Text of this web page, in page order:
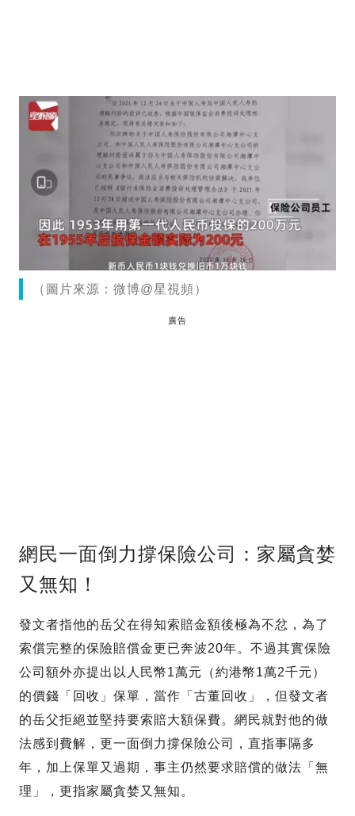
（圖片來源：微博@星視頻）
廣告
網民一面倒力撐保險公司：家屬貪婪
又無知！
發文者指他的岳父在得知索賠金額後極為不忿，為了
索償完整的保險賠償金更已奔波20年。不過其實保險
公司額外亦提出以人民幣1萬元（約港幣1萬2千元）
的價錢「回收」保單，當作「古董回收」，但發文者
的岳父拒絕並堅持要索賠大額保費。網民就對他的做
法感到費解，更一面倒力撐保險公司，直指事隔多
年，加上保單又過期，事主仍然要求賠償的做法「無
理」，更指家屬貪婪又無知。